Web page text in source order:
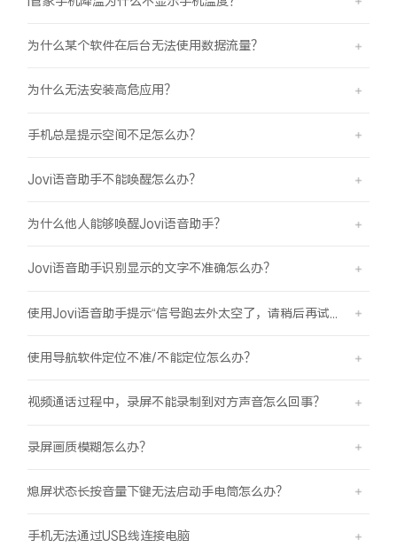
为什么某个软件在后台无法使用数据流量？
为什么无法安装高危应用？
手机总是提示空间不足怎么办？
Jovi语音助手不能唤醒怎么办？
为什么他人能够唤醒Jovi语音助手？
Jovi语音助手识别显示的文字不准确怎么办？
使用导航软件定位不准/不能定位怎么办？
视频通话过程中，录屏不能录制到对方声音怎么回事？
录屏画质模糊怎么办？
熄屏状态长按音量下键无法启动手电筒怎么办？
手机无法通过USB线连接电脑